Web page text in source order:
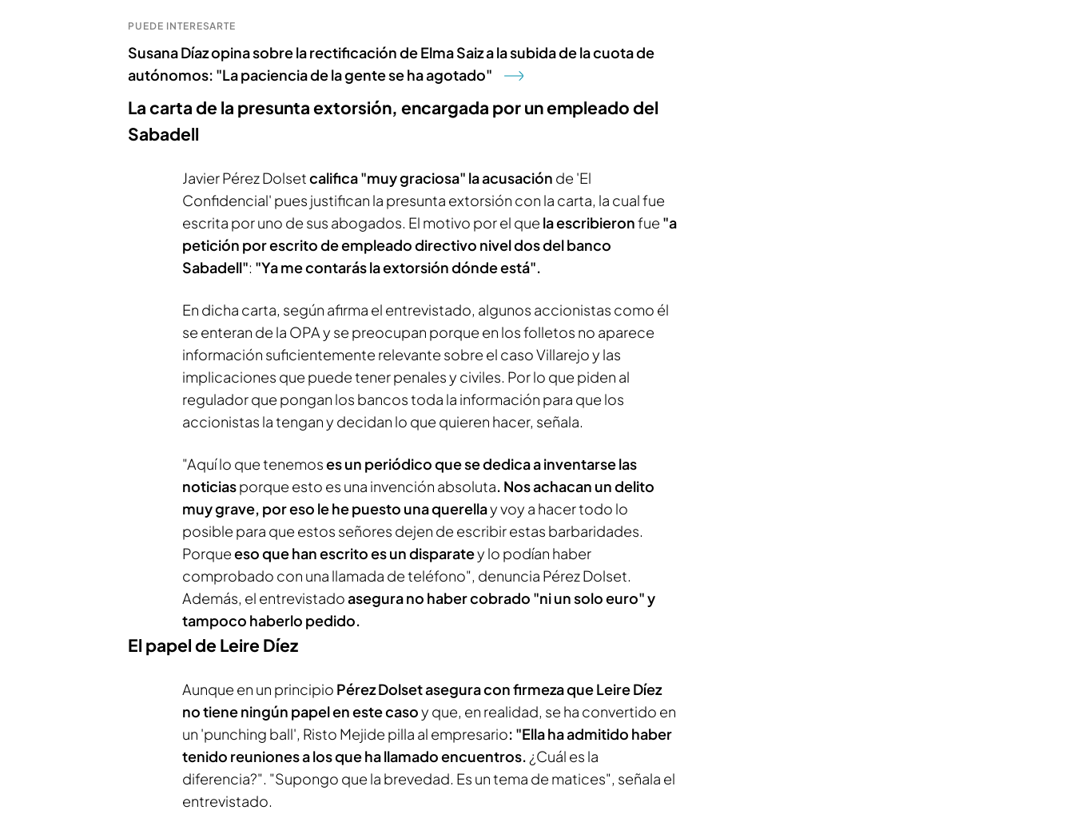
PUEDE INTERESARTE
Susana Díaz opina sobre la rectificación de Elma Saiz a la subida de la cuota de
autónomos: "La paciencia de la gente se ha agotado"
La carta de la presunta extorsión, encargada por un empleado del
Sabadell
Javier Pérez Dolsetcalifica "muy graciosa" la acusación de 'El
Confidencial' pues justifican la presunta extorsión con la carta, la cual fue
escrita por uno de sus abogados. El motivo por el que la escribieronfue "a
petición por escrito de empleado directivo nivel dos del banco
Sabadell": "Ya me contarás la extorsión dónde está".
En dicha carta, según afirma el entrevistado, algunos accionistas como él
se enteran de la OPA y se preocupan porque en los folletos no aparece
información suficientemente relevante sobre el caso Villarejo y las
implicaciones que puede tener penales y civiles. Por lo que piden al
regulador que pongan los bancos toda la información para que los
accionistas la tengan y decidan lo que quieren hacer, señala.
"Aquí lo que tenemoses un periódico que se dedica a inventarse las
noticiasporque esto es una invención absoluta. Nos achacan un delito
muy grave, por eso le he puesto una querellay voy a hacer todo lo
posible para que estos señores dejen de escribir estas barbaridades.
Porqueeso que han escrito es un disparatey lo podían haber
comprobado con una llamada de teléfono", denuncia Pérez Dolset.
Además, el entrevistadoasegura no haber cobrado "ni un solo euro" y
tampoco haberlo pedido.
El papel de Leire Díez
Aunque en un principio Pérez Dolset asegura con firmeza que Leire Díez
no tiene ningún papel en este casoy que, en realidad, se ha convertido en
un 'punching ball', Risto Mejide pilla al empresario: "Ella ha admitido haber
tenido reuniones a los que ha llamado encuentros. ¿Cuál es la
diferencia?". "Supongo que la brevedad. Es un tema de matices", señala el
entrevistado.